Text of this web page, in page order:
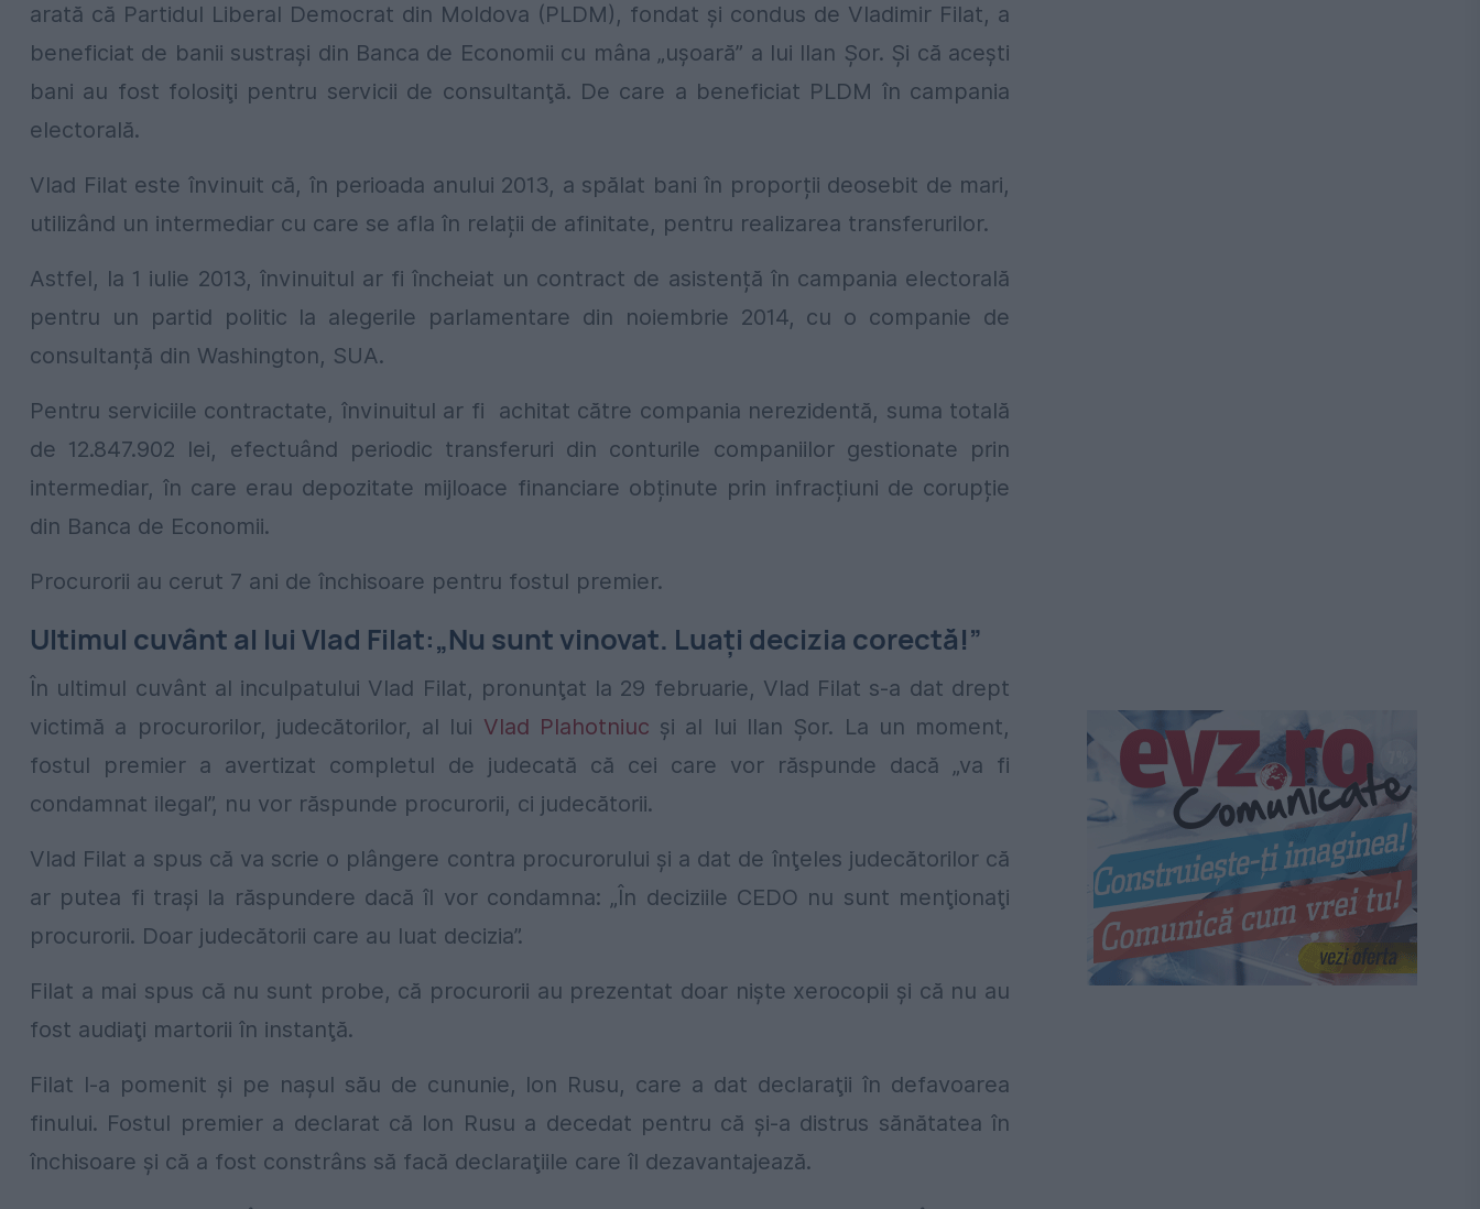
arată că Partidul Liberal Democrat din Moldova (PLDM), fondat şi condus de Vladimir Filat, a
beneficiat de banii sustraşi din Banca de Economii cu mâna „uşoară” a lui Ilan Şor. Şi că aceşti
bani au fost folosiţi pentru servicii de consultanţă. De care a beneficiat PLDM în campania
electorală.
Vlad Filat este învinuit că, în perioada anului 2013, a spălat bani în proporții deosebit de mari,
utilizând un intermediar cu care se afla în relații de afinitate, pentru realizarea transferurilor.
Astfel, la 1 iulie 2013, învinuitul ar fi încheiat un contract de asistență în campania electorală
pentru un partid politic la alegerile parlamentare din noiembrie 2014, cu o companie de
consultanță din Washington, SUA.
Pentru serviciile contractate, învinuitul ar fi achitat către compania nerezidentă, suma totală
de 12.847.902 lei, efectuând periodic transferuri din conturile companiilor gestionate prin
intermediar, în care erau depozitate mijloace financiare obținute prin infracțiuni de corupție
din Banca de Economii.
Procurorii au cerut 7 ani de închisoare pentru fostul premier.
Ultimul cuvânt al lui Vlad Filat:„Nu sunt vinovat. Luaţi decizia corectă!”
În ultimul cuvânt al inculpatului Vlad Filat, pronunţat la 29 februarie, Vlad Filat s-a dat drept
victimă a procurorilor, judecătorilor, al lui Vlad Plahotniuc şi al lui Ilan Şor. La un moment,
fostul premier a avertizat completul de judecată că cei care vor răspunde dacă „va fi
condamnat ilegal”, nu vor răspunde procurorii, ci judecătorii.
Vlad Filat a spus că va scrie o plângere contra procurorului şi a dat de înţeles judecătorilor că
ar putea fi traşi la răspundere dacă îl vor condamna: „În deciziile CEDO nu sunt menţionaţi
procurorii. Doar judecătorii care au luat decizia”.
Filat a mai spus că nu sunt probe, că procurorii au prezentat doar nişte xerocopii şi că nu au
fost audiaţi martorii în instanţă.
Filat l-a pomenit şi pe naşul său de cununie, Ion Rusu, care a dat declaraţii în defavoarea
finului. Fostul premier a declarat că Ion Rusu a decedat pentru că şi-a distrus sănătatea în
închisoare şi că a fost constrâns să facă declaraţiile care îl dezavantajează.